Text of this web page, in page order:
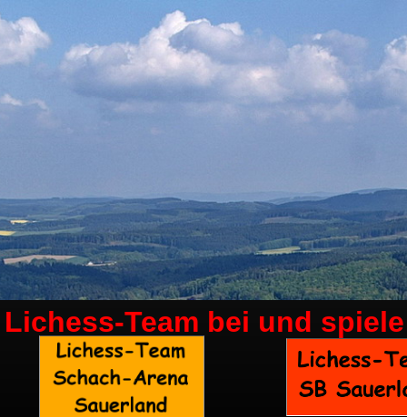
Team bei und